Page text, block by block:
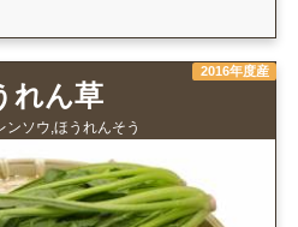
2016年度産
れん草
ンソウ,ほうれんそう